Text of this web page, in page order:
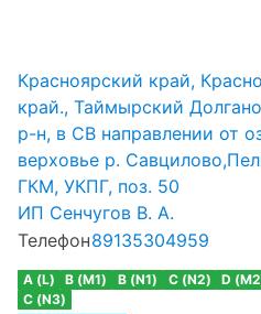
Красноярский край,
край., Таймырский
р-н, в СВ направлении от
верховье р.
ГКМ, УКПГ, поз. 50
ИП Сенчугов В. А.
Телефон89135304959
A (L) B (M1) B (N1) C (N2) D
C (N3)